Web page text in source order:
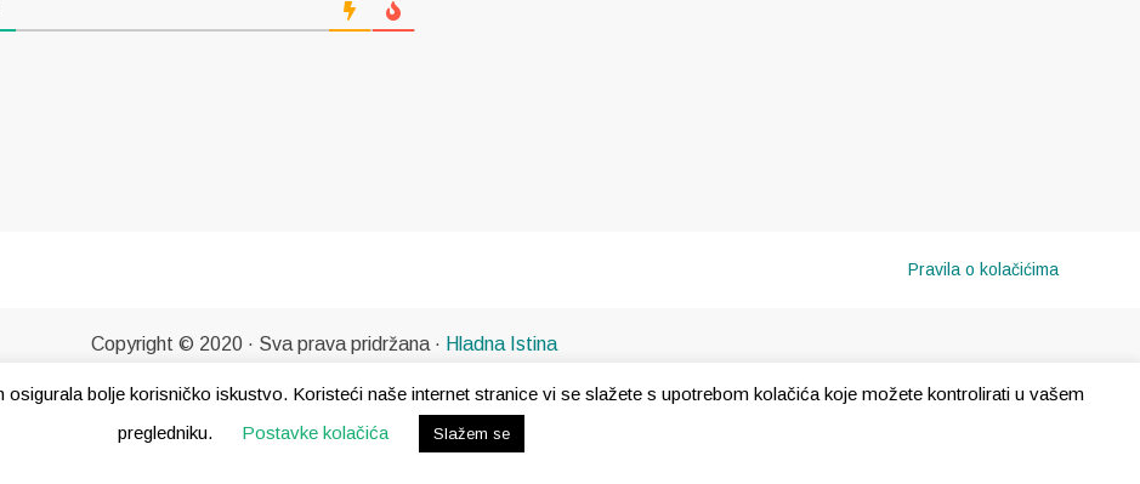
Pravila o kolačićima
bolje korisničko iskustvo. Koristeći naše internet stranice vi se slažete s upotrebom kolačića koje možete kontrolirati u vašem
pregledniku.
Postavke kolačića Slažem se
Copyright © 2020 · Sva prava pridržana · Hladna Istina